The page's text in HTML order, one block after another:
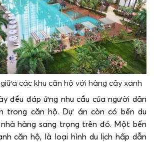
các khu căn hộ với hàng cây xanh
đều đáp ứng nhu cầu của người dân
trong căn hộ. Dự án còn có bến du
nhà hàng sang trọng trên đó. Một bến
căn hộ, là loại hình du lịch hấp dẫn